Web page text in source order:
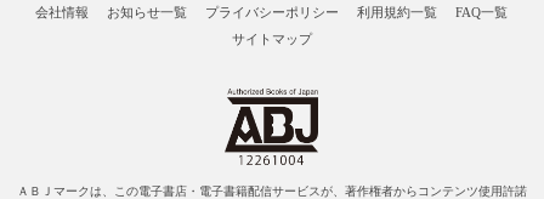
会社情報 お知らせ一覧 プライバシーポリシー 利用規約一覧
FAQ一覧
サイトマップ
ＡＢＪマークは、この電子書店・電子書籍配信サービスが、著作権者からコンテンツ使用許諾